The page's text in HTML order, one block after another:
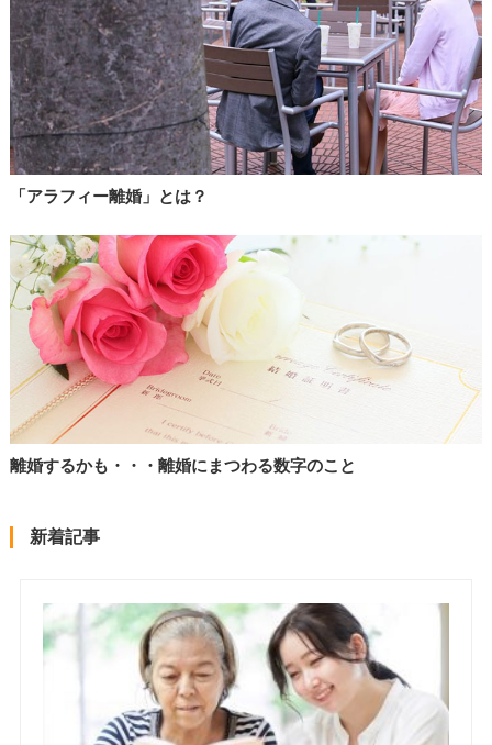
「アラフィー離婚」とは？
離婚するかも・・・離婚にまつわる数字のこと
新着記事